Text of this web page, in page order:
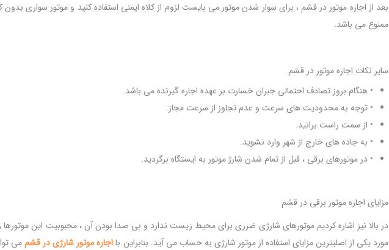
بعد از اجاره موتور در قشم ، برای سوار شدن موتور می بایست لزوم از کلاه ایمنی استفاده کنید و موتور سواری
ممنوع می باشد.
سایر نکات اجاره موتور در قشم
• هنگام بروز تصادف احتمالی جبران خسارت بر عهده اجاره گیرنده می باشد.
• توجه به محدودیت های سرعت و عدم تجاوز از سرعت مجاز.
• از سمت راست برانید.
• به جاده های خارج از شهر وارد نشوید.
• در موتورهای برقی ، قبل از تمام شدن شارژ موتور به ایستگاه برگردید.
مزایای اجاره موتور برقی در قشم
در بالا نیز اشاره کردیم موتورهای شارژی ضرری برای محیط زیست ندارد و بی صدا بودن آن ، محبوبیت این موتورها
مورد یکی از اصلیترین مزایای استفاده از موتور شارژی به حساب می آید. بنابراین بااجاره موتور شارژیدر قشممی